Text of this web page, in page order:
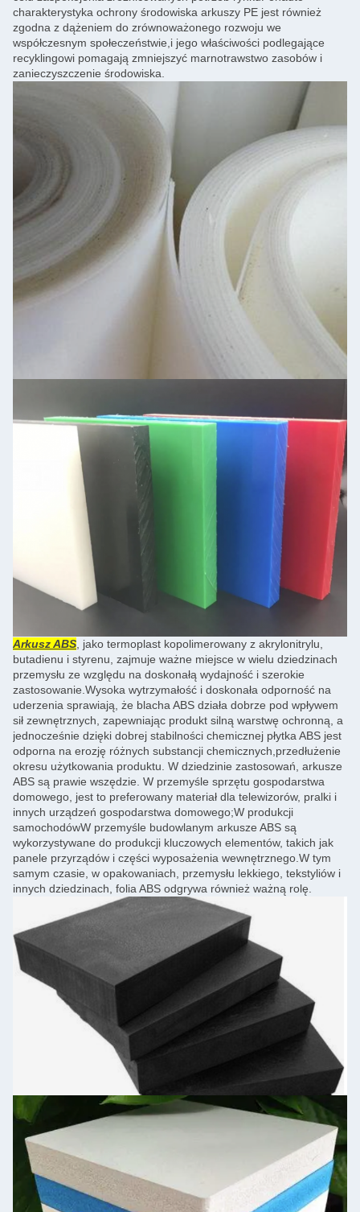
charakterystyka ochrony środowiska arkuszy PE jest również
zgodna z dążeniem do zrównoważonego rozwoju we
współczesnym społeczeństwie,i jego właściwości podlegające
recyklingowi pomagają zmniejszyć marnotrawstwo zasobów i
zanieczyszczenie środowiska.
Arkusz ABS, jako termoplast kopolimerowany z akrylonitrylu,
butadienu i styrenu, zajmuje ważne miejsce w wielu dziedzinach
przemysłu ze względu na doskonałą wydajność i szerokie
zastosowanie.Wysoka wytrzymałość i doskonała odporność na
uderzenia sprawiają, że blacha ABS działa dobrze pod wpływem
sił zewnętrznych, zapewniając produkt silną warstwę ochronną, a
jednocześnie dzięki dobrej stabilności chemicznej płytka ABS jest
odporna na erozję różnych substancji chemicznych,przedłużenie
okresu użytkowania produktu. W dziedzinie zastosowań, arkusze
ABS są prawie wszędzie. W przemyśle sprzętu gospodarstwa
domowego, jest to preferowany materiał dla telewizorów, pralki i
innych urządzeń gospodarstwa domowego;W produkcji
samochodówW przemyśle budowlanym arkusze ABS są
wykorzystywane do produkcji kluczowych elementów, takich jak
panele przyrządów i części wyposażenia wewnętrznego.W tym
samym czasie, w opakowaniach, przemysłu lekkiego, tekstyliów i
innych dziedzinach, folia ABS odgrywa również ważną rolę.